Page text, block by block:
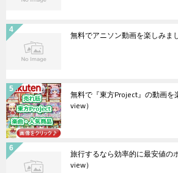
無料でアニソン動画を楽しみま
無料で『東方Project』の動画を
view）
旅行するなら効率的に最安値の
view）